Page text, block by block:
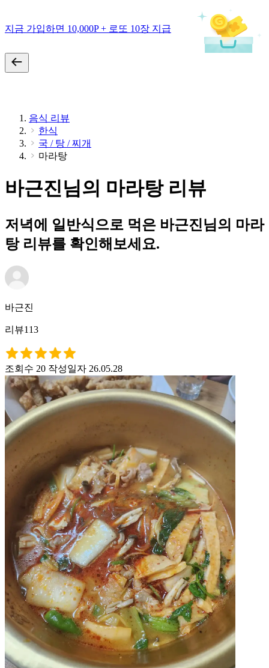
지금 가입하면 10,000P + 로또 10장 지급
음식 리뷰
한식
국 / 탕 / 찌개
마라탕
바근진님의 마라탕 리뷰
저녁에 일반식으로 먹은 바근진님의 마라
탕 리뷰를 확인해보세요.
바근진
리뷰113
조회수 20 작성일자 26.05.28